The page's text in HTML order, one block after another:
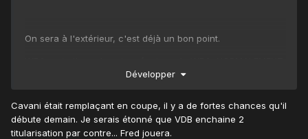
On sera à l'extérieur, c'est déjà un bon point.
ça passe largement, mais on l'a vu contre Sheffield.
courtes. On a intérêt à être bien organisé derrière, sans tout
miser en défense.
Développer
Cavani était remplaçant en coupe, il y a de fortes chances qu'il
débute demain. Je serais étonné que VDB enchaine 2
titularisation par contre... Fred jouera.